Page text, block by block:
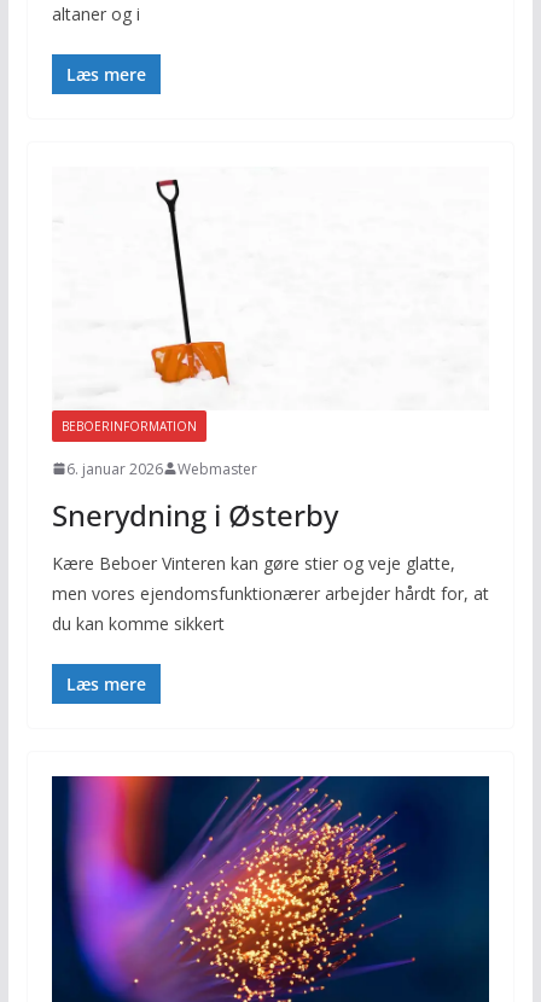
altaner og i
Læs mere
BEBOERINFORMATION
6. januar 2026 Webmaster
Snerydning i Østerby
Kære Beboer Vinteren kan gøre stier og veje glatte,
men vores ejendomsfunktionærer arbejder hårdt for, at
du kan komme sikkert
Læs mere